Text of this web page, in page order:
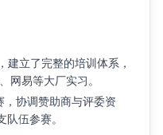
立了完整的培训体系，
网易等大厂实习。
，协调赞助商与评委资
伍参赛。